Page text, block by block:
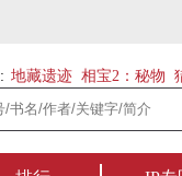
地藏遗迹 相宝2：秘物